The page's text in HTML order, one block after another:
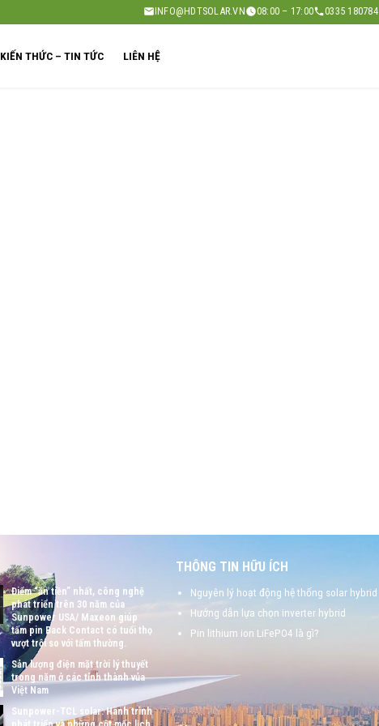
INFO@HDTSOLAR.VN 08:00 – 17:00 0335 180784
KIẾN THỨC – TIN TỨC LIÊN HỆ
Điểm “ăn tiền” nhất, công nghệ
phát triển trên 30 năm của
Sunpower USA/ Maxeon giúp
tấm pin Back Contact có tuổi thọ
vượt trội so với tấm thường.
Sản lượng điện mặt trời lý thuyết
trong năm ở các tỉnh thành vủa
Việt Nam
Sunpower-TCL solar: Hành trình
phát triển và những cột mốc lịch
THÔNG TIN HỮU ÍCH
Nguyên lý hoạt động hệ thống solar hybrid
Hướng dẫn lựa chọn inverter hybrid
Pin lithium ion LiFePO4 là gì?